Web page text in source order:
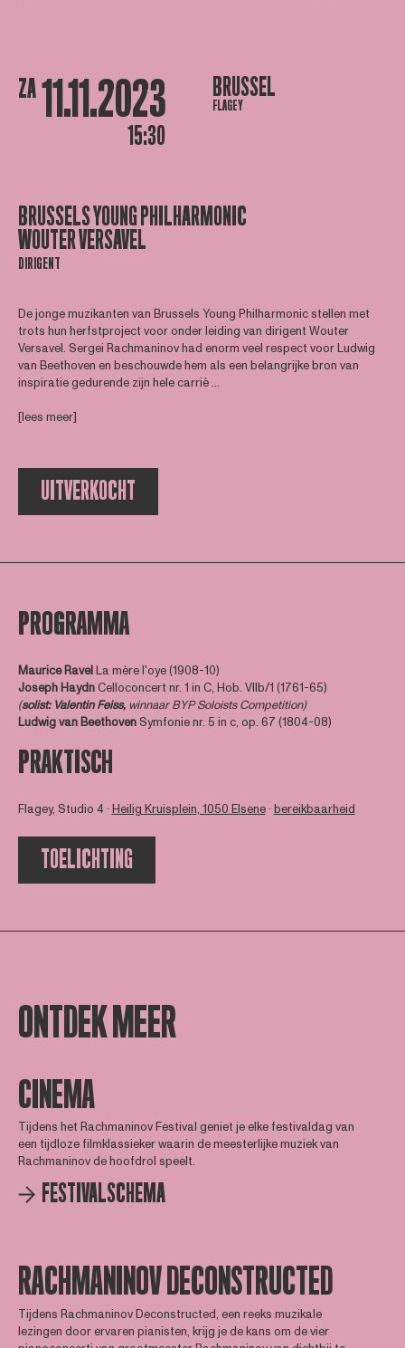
ZA 11.11.2023
15:30
BRUSSEL
FLAGEY
BRUSSELS YOUNG PHILHARMONIC
WOUTER VERSAVEL
DIRIGENT
De jonge muzikanten van Brussels Young Philharmonic stellen met
trots hun herfstproject voor onder leiding van dirigent Wouter
Versavel. Sergei Rachmaninov had enorm veel respect voor Ludwig
van Beethoven en beschouwde hem als een belangrijke bron van
inspiratie gedurende zijn hele carriè ...
[lees meer]
UITVERKOCHT
TOELICHTING
PROGRAMMA
Maurice RavelLa mère l'oye (1908-10)
Joseph HaydnCelloconcert nr. 1 in C, Hob. VIIb/1 (1761-65)
(solist: Valentin Feiss, winnaar BYP Soloists Competition)
Ludwig van BeethovenSymfonie nr. 5 in c, op. 67 (1804-08)
PRAKTISCH
Flagey, Studio 4 ∙Heilig Kruisplein, 1050 Elsene∙bereikbaarheid
ONTDEK MEER
CINEMA
Tijdens het Rachmaninov Festival geniet je elke festivaldag van
een tijdloze filmklassieker waarin de meesterlijke muziek van
Rachmaninov de hoofdrol speelt.
FESTIVALSCHEMA
RACHMANINOV DECONSTRUCTED
Tijdens Rachmaninov Deconstructed, een reeks muzikale
lezingen door ervaren pianisten, krijg je de kans om de vier